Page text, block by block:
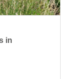
in